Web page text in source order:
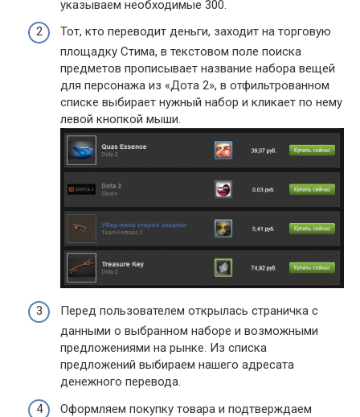
указываем необходимые 300.
Тот, кто переводит деньги, заходит на торговую
площадку Стима, в текстовом поле поиска
предметов прописывает название набора вещей
для персонажа из «Дота 2», в отфильтрованном
списке выбирает нужный набор и кликает по нему
левой кнопкой мыши.
Перед пользователем открылась страничка с
данными о выбранном наборе и возможными
предложениями на рынке. Из списка
предложений выбираем нашего адресата
денежного перевода.
Оформляем покупку товара и подтверждаем